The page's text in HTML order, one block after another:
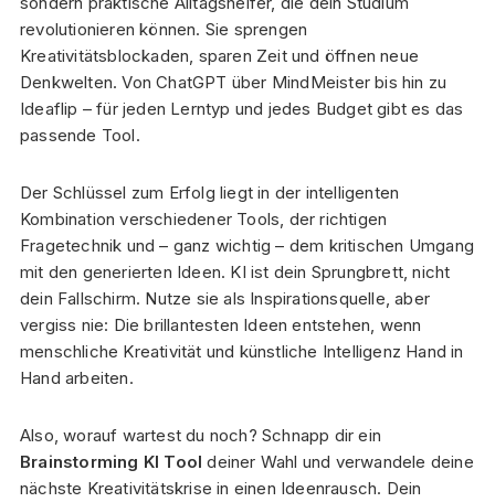
revolutionieren können. Sie sprengen
Kreativitätsblockaden, sparen Zeit und öffnen neue
Denkwelten. Von ChatGPT über MindMeister bis hin zu
Ideaflip – für jeden Lerntyp und jedes Budget gibt es das
passende Tool.
Der Schlüssel zum Erfolg liegt in der intelligenten
Kombination verschiedener Tools, der richtigen
Fragetechnik und – ganz wichtig – dem kritischen Umgang
mit den generierten Ideen. KI ist dein Sprungbrett, nicht
dein Fallschirm. Nutze sie als Inspirationsquelle, aber
vergiss nie: Die brillantesten Ideen entstehen, wenn
menschliche Kreativität und künstliche Intelligenz Hand in
Hand arbeiten.
Also, worauf wartest du noch? Schnapp dir ein
Brainstorming KI Tool deiner Wahl und verwandele deine
nächste Kreativitätskrise in einen Ideenrausch. Dein